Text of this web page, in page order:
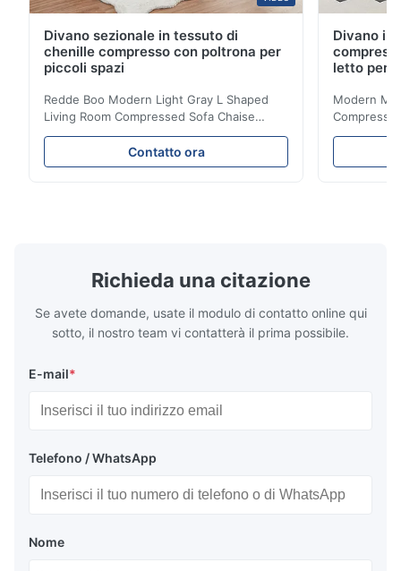
Divano sezionale in tessuto di
chenille compresso con poltrona per
piccoli spazi
Redde Boo Modern Light Gray L Shaped
Living Room Compressed Sofa Chaise
Lounge Product Overview High resilience
soft sectional sofa designed for small
spaces, featuring a contemporary light gray
Contatto ora
Divano in
letto per
Modern
Room
Richieda una citazione
Se avete domande, usate il modulo di contatto online qui
sotto, il nostro team vi contatterà il prima possibile.
E-mail*
Telefono / WhatsApp
Nome